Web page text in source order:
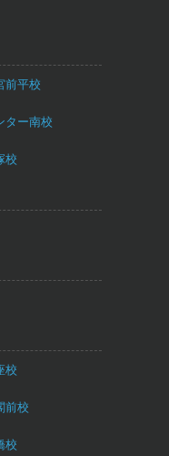
前平校
ター南校
校
校
前校
校